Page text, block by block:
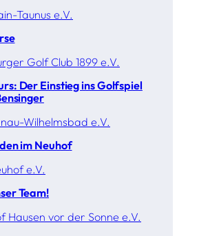
Taunus e.V.
Golf Club 1899 e.V.
Der Einstieg ins Golfspiel
Wilhelmsbad e.V.
im Neuhof
e.V.
Team!
Hausen vor der Sonne e.V.